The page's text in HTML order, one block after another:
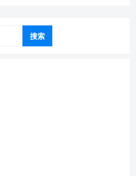
搜索